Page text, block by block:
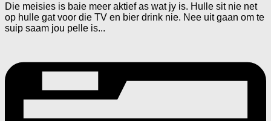
Die meisies is baie meer aktief as wat jy is. Hulle sit nie net
op hulle gat voor die TV en bier drink nie. Nee uit gaan om te
suip saam jou pelle is...